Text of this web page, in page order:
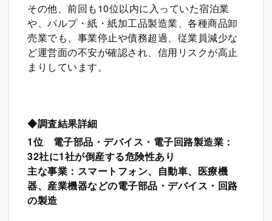
その他、前回も10位以内に入っていた宿泊業
や、パルプ・紙・紙加工品製造業、各種商品卸
売業でも、事業停止や債務超過、従業員減少な
ど運営面の不安が確認され、信用リスクが高止
まりしています。
◆調査結果詳細
1位 電子部品・デバイス・電子回路製造業：
32社に1社が倒産する危険性あり
主な事業：スマートフォン、自動車、医療機
器、産業機器などの電子部品・デバイス・回路
の製造